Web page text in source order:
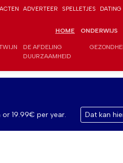
ADVERTEER SPELLETJES DATING
HOME ONDERWIJS
DE AFDELING
DUURZAAMHEID
19.99€ per year. Dat kan